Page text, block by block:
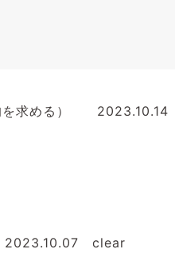
均を求める） 2023.10.14
2023.10.07 clear